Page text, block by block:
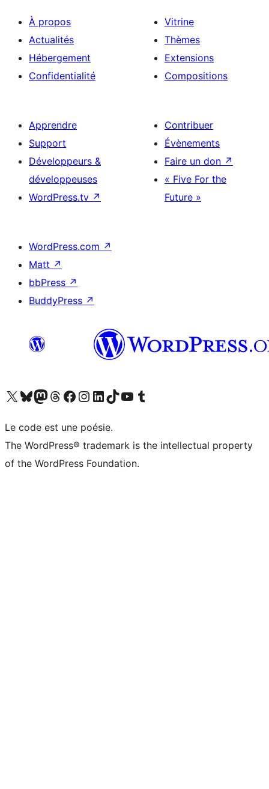
À propos
Actualités
Hébergement
Confidentialité
Vitrine
Thèmes
Extensions
Compositions
Apprendre
Support
Développeurs &
développeuses
WordPress.tv ↗
Contribuer
Évènements
Faire un don ↗
« Five For the
Future »
WordPress.com ↗
Matt ↗
bbPress ↗
BuddyPress ↗
Visitez notre compte X (précédemment Twitter)
Visiter notre compte Bluesky
Visiter notre compte Mastodon
Visiter notre compte Threads
Consulter notre compte Facebook
Consulter notre compte Instagram
Consulter notre compte LinkedIn
Visiter notre compte TokTok
Visiter notre chaîne YouTube
Visiter notre compte Tumblr
Le code est une poésie.
The WordPress® trademark is the intellectual property
of the WordPress Foundation.